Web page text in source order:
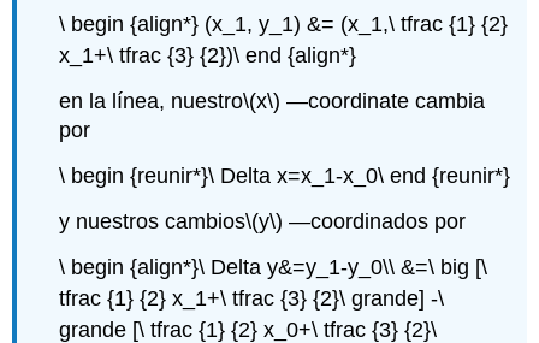
\ begin {align*} (x_1, y_1) &= (x_1,\ tfrac {1} {2}
x_1+\ tfrac {3} {2})\ end {align*}
en la línea, nuestro\(x\) —coordinate cambia
por
\ begin {reunir*}\ Delta x=x_1-x_0\ end {reunir*}
y nuestros cambios\(y\) —coordinados por
\ begin {align*}\ Delta y&=y_1-y_0\\ &=\ big [\
tfrac {1} {2} x_1+\ tfrac {3} {2}\ grande] -\
grande [\ tfrac {1} {2} x_0+\ tfrac {3} {2}\